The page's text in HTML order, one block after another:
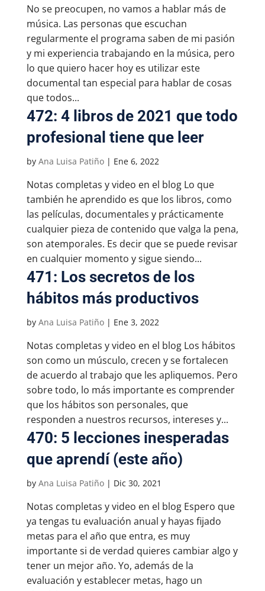
No se preocupen, no vamos a hablar más de
música. Las personas que escuchan
regularmente el programa saben de mi pasión
y mi experiencia trabajando en la música, pero
lo que quiero hacer hoy es utilizar este
documental tan especial para hablar de cosas
que todos...
472: 4 libros de 2021 que todo
profesional tiene que leer
by Ana Luisa Patiño| Ene 6, 2022
Notas completas y video en el blog Lo que
también he aprendido es que los libros, como
las películas, documentales y prácticamente
cualquier pieza de contenido que valga la pena,
son atemporales. Es decir que se puede revisar
en cualquier momento y sigue siendo...
471: Los secretos de los
hábitos más productivos
by Ana Luisa Patiño| Ene 3, 2022
Notas completas y video en el blog Los hábitos
son como un músculo, crecen y se fortalecen
de acuerdo al trabajo que les apliquemos. Pero
sobre todo, lo más importante es comprender
que los hábitos son personales, que
responden a nuestros recursos, intereses y...
470: 5 lecciones inesperadas
que aprendí (este año)
by Ana Luisa Patiño| Dic 30, 2021
Notas completas y video en el blog Espero que
ya tengas tu evaluación anual y hayas fijado
metas para el año que entra, es muy
importante si de verdad quieres cambiar algo y
tener un mejor año. Yo, además de la
evaluación y establecer metas, hago un